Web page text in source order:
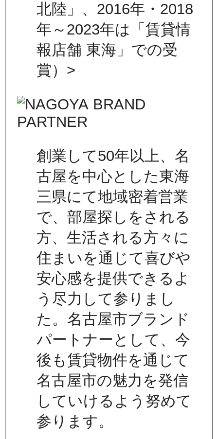
北陸」、2016年・2018
年～2023年は「賃貸情
報店舗 東海」での受
賞）>
創業して50年以上、名
古屋を中心とした東海
三県にて地域密着営業
で、部屋探しをされる
方、生活される方々に
住まいを通じて喜びや
安心感を提供できるよ
う尽力して参りまし
た。名古屋市ブランド
パートナーとして、今
後も賃貸物件を通じて
名古屋市の魅力を発信
していけるよう努めて
参ります。